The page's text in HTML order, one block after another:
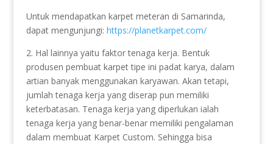
Untuk mendapatkan karpet meteran di Samarinda,
dapat mengunjungi: https://planetkarpet.com/
2. Hal lainnya yaitu faktor tenaga kerja. Bentuk
produsen pembuat karpet tipe ini padat karya, dalam
artian banyak menggunakan karyawan. Akan tetapi,
jumlah tenaga kerja yang diserap pun memiliki
keterbatasan. Tenaga kerja yang diperlukan ialah
tenaga kerja yang benar-benar memiliki pengalaman
dalam membuat Karpet Custom. Sehingga bisa